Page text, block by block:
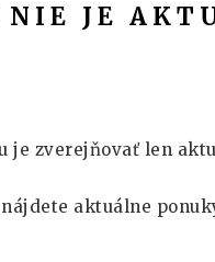
JE
je zverejňovať len
nájdete aktuálne